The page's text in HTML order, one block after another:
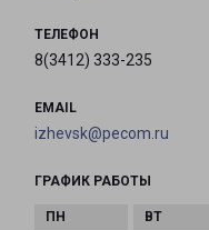
ТЕЛЕФОН
8(3412) 333-235
EMAIL
izhevsk@pecom.ru
ГРАФИК РАБОТЫ